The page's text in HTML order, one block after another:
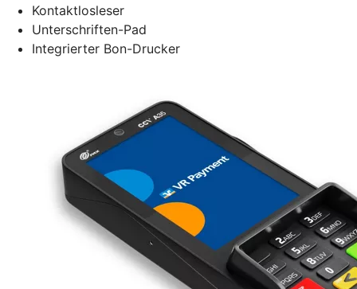
Kontaktlosleser
Unterschriften-Pad
Integrierter Bon-Drucker